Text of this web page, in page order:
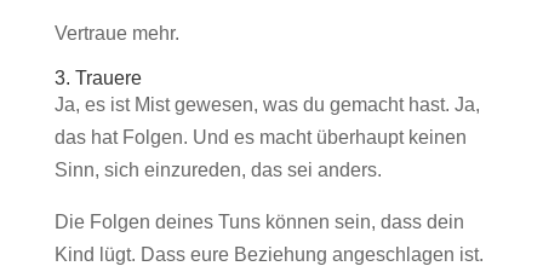
Vertraue mehr.
3. Trauere
Ja, es ist Mist gewesen, was du gemacht hast. Ja,
das hat Folgen. Und es macht überhaupt keinen
Sinn, sich einzureden, das sei anders.
Die Folgen deines Tuns können sein, dass dein
Kind lügt. Dass eure Beziehung angeschlagen ist.